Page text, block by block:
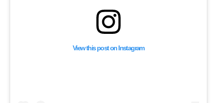
View this post on Instagram